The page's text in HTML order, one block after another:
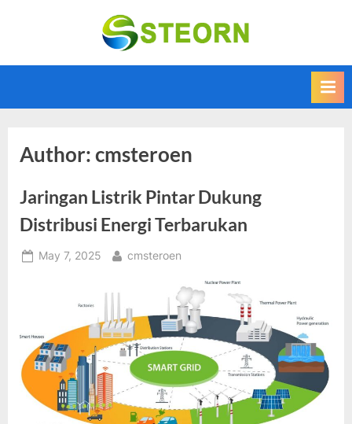
Informasi
Terkini dan
Informasi teknologi
terbaru dan
Author:cmsteroen
Jaringan Listrik Pintar Dukung
Distribusi Energi Terbarukan
Posted
May 7, 2025 By
cmsteroen